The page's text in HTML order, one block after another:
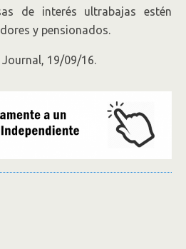
de interés ultrabajas estén
y pensionados.
Journal, 19/09/16.